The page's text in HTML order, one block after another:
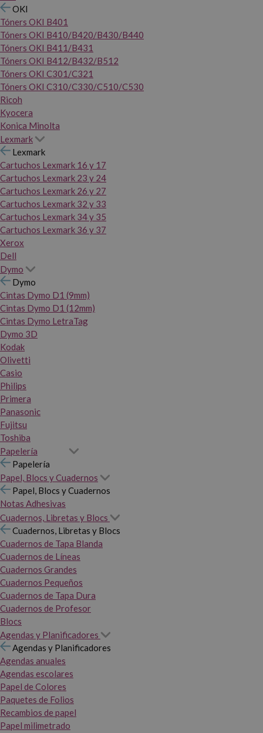
OKI
Tóners OKI B401
Tóners OKI B410/B420/B430/B440
Tóners OKI B411/B431
Tóners OKI B412/B432/B512
Tóners OKI C301/C321
Tóners OKI C310/C330/C510/C530
Ricoh
Kyocera
Konica Minolta
Lexmark
Lexmark
Cartuchos Lexmark 16 y 17
Cartuchos Lexmark 23 y 24
Cartuchos Lexmark 26 y 27
Cartuchos Lexmark 32 y 33
Cartuchos Lexmark 34 y 35
Cartuchos Lexmark 36 y 37
Xerox
Dell
Dymo
Dymo
Cintas Dymo D1 (9mm)
Cintas Dymo D1 (12mm)
Cintas Dymo LetraTag
Dymo 3D
Kodak
Olivetti
Casio
Philips
Primera
Panasonic
Fujitsu
Toshiba
Papelería
Papelería
Papel, Blocs y Cuadernos
Papel, Blocs y Cuadernos
Notas Adhesivas
Cuadernos, Libretas y Blocs
Cuadernos, Libretas y Blocs
Cuadernos de Tapa Blanda
Cuadernos de Líneas
Cuadernos Grandes
Cuadernos Pequeños
Cuadernos de Tapa Dura
Cuadernos de Profesor
Blocs
Agendas y Planificadores
Agendas y Planificadores
Agendas anuales
Agendas escolares
Papel de Colores
Paquetes de Folios
Recambios de papel
Papel milimetrado